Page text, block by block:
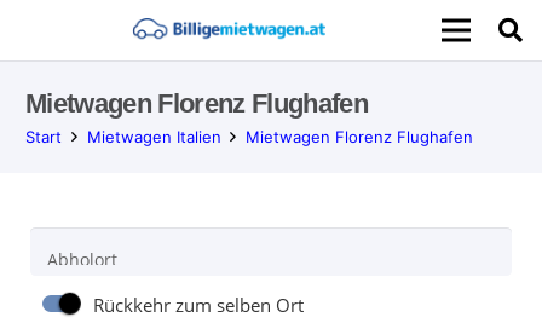
Mietwagen Florenz Flughafen
Start Mietwagen Italien Mietwagen Florenz Flughafen
Abholort
Rückkehr zum selben Ort